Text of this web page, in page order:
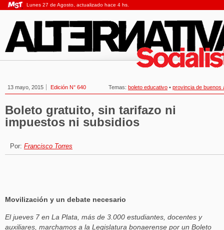
Lunes 27 de Agosto, actualizado hace 4 hs.
13 mayo, 2015 Edición N° 640 Temas: boleto educativo • provincia de buenos
Boleto gratuito, sin tarifazo ni
impuestos ni subsidios
Por: Francisco Torres
Movilización y un debate necesario
El jueves 7 en La Plata, más de 3.000 estudiantes, docentes y
auxiliares, marchamos a la Legislatura bonaerense por un Boleto